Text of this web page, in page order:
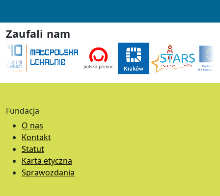
Zaufali nam
Fundacja
O nas
Kontakt
Statut
Karta etyczna
Sprawozdania